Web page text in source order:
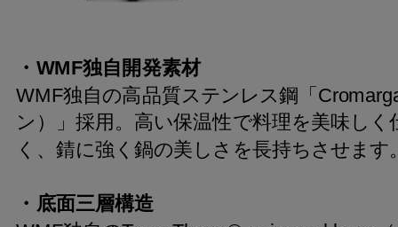
・WMF独自開発素材
WMF独自の高品質ステンレス鋼「
ン）」採用。高い保温性で料理を美味しく
く、錆に強く鍋の美しさを長持ちさせます
・底面三層構造